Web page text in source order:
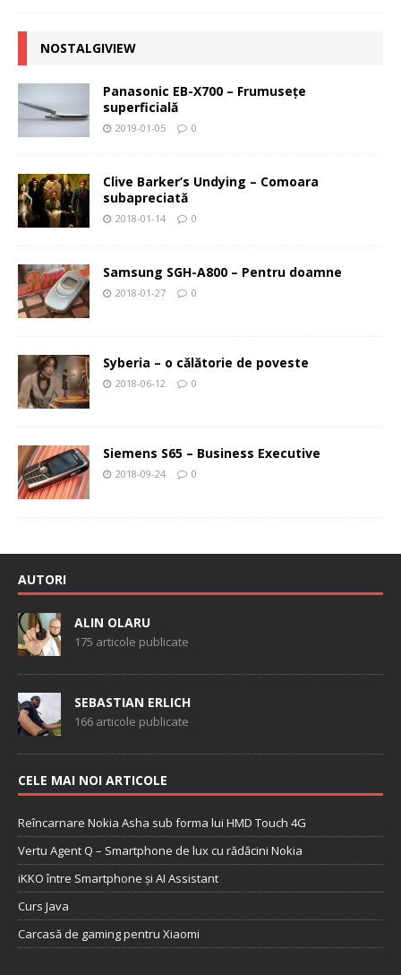
NOSTALGIVIEW
Panasonic EB-X700 – Frumuseţe
superficială
2019-01-05 0
Clive Barker’s Undying – Comoara
subapreciată
2018-01-14 0
Samsung SGH-A800 – Pentru doamne
2018-01-27 0
Syberia – o călătorie de poveste
2018-06-12 0
Siemens S65 – Business Executive
2018-09-24 0
AUTORI
ALIN OLARU
175 articole publicate
SEBASTIAN ERLICH
166 articole publicate
CELE MAI NOI ARTICOLE
Reîncarnare Nokia Asha sub forma lui HMD Touch 4G
Vertu Agent Q – Smartphone de lux cu rădăcini Nokia
iKKO între Smartphone și AI Assistant
Curs Java
Carcasă de gaming pentru Xiaomi